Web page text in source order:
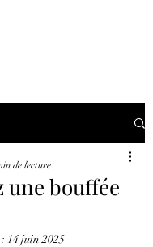
une bouffée
de lecture
14 juin 2025